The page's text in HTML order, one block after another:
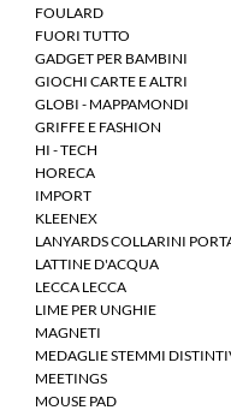
FOULARD
FUORI TUTTO
GADGET PER BAMBINI
GIOCHI CARTE E ALTRI
GLOBI - MAPPAMONDI
GRIFFE E FASHION
HI - TECH
HORECA
IMPORT
KLEENEX
LANYARDS COLLARINI
LATTINE D'ACQUA
LECCA LECCA
LIME PER UNGHIE
MAGNETI
MEDAGLIE STEMMI
MEETINGS
MOUSE PAD